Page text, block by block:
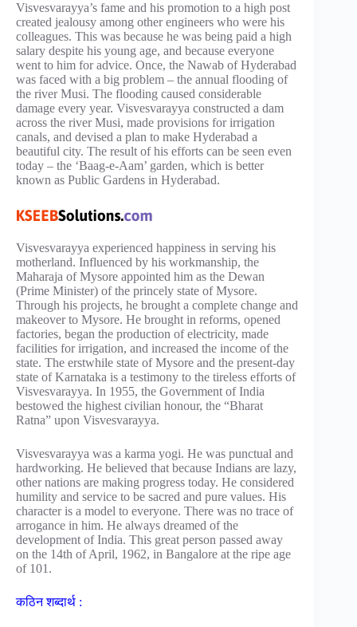
Visvesvarayya’s fame and his promotion to a high post
created jealousy among other engineers who were his
colleagues. This was because he was being paid a high
salary despite his young age, and because everyone
went to him for advice. Once, the Nawab of Hyderabad
was faced with a big problem – the annual flooding of
the river Musi. The flooding caused considerable
damage every year. Visvesvarayya constructed a dam
across the river Musi, made provisions for irrigation
canals, and devised a plan to make Hyderabad a
beautiful city. The result of his efforts can be seen even
today – the ‘Baag-e-Aam’ garden, which is better
known as Public Gardens in Hyderabad.
Visvesvarayya experienced happiness in serving his
motherland. Influenced by his workmanship, the
Maharaja of Mysore appointed him as the Dewan
(Prime Minister) of the princely state of Mysore.
Through his projects, he brought a complete change and
makeover to Mysore. He brought in reforms, opened
factories, began the production of electricity, made
facilities for irrigation, and increased the income of the
state. The erstwhile state of Mysore and the present-day
state of Karnataka is a testimony to the tireless efforts of
Visvesvarayya. In 1955, the Government of India
bestowed the highest civilian honour, the “Bharat
Ratna” upon Visvesvarayya.
Visvesvarayya was a karma yogi. He was punctual and
hardworking. He believed that because Indians are lazy,
other nations are making progress today. He considered
humility and service to be sacred and pure values. His
character is a model to everyone. There was no trace of
arrogance in him. He always dreamed of the
development of India. This great person passed away
on the 14th of April, 1962, in Bangalore at the ripe age
of 101.
कठिन शब्दार्थ :